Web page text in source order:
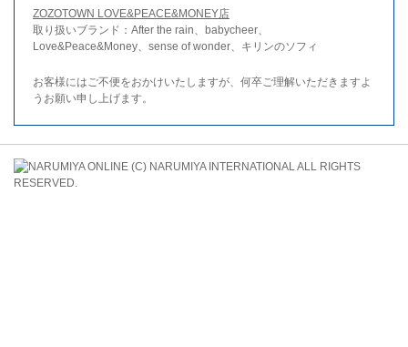
ZOZOTOWN LOVE&PEACE&MONEY店
取り扱いブランド：After the rain、babycheer、
Love&Peace&Money、sense of wonder、キリンのソフィ
お客様にはご不便をおかけいたしますが、何卒ご理解いただきますよ
うお願い申し上げます。